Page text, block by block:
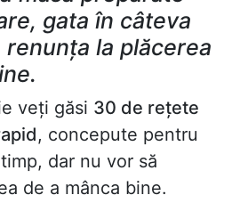
gata în câteva
la plăcerea
veți găsi 30 de rețete
, concepute pentru
dar nu vor să
de a mânca bine.